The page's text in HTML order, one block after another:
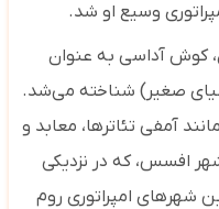
وسیع او شد.
کوش آداسی به عنوان
صغیر) شناخته می‌شد.
آمفی ‌تئاترها، معابد و
که در نزدیکی
شهرهای امپراتوری روم